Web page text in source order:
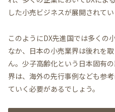
した小売ビジネスが展開されてい
このようにDX先進国では多くの
なか、日本の小売業界は後れを
ん。少子高齢化という日本固有
界は、海外の先行事例なども参
ていく必要があるでしょう。